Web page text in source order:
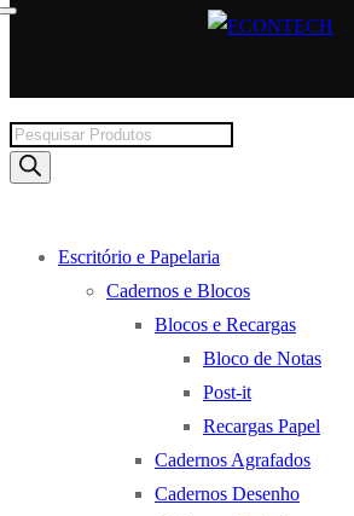
Products
search
Escritório e Papelaria
Cadernos e Blocos
Blocos e Recargas
Bloco de Notas
Post-it
Recargas Papel
Cadernos Agrafados
Cadernos Desenho